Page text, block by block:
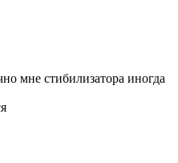
мне стибилизатора иногда